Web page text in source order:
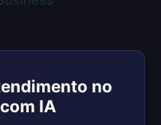
no
IA